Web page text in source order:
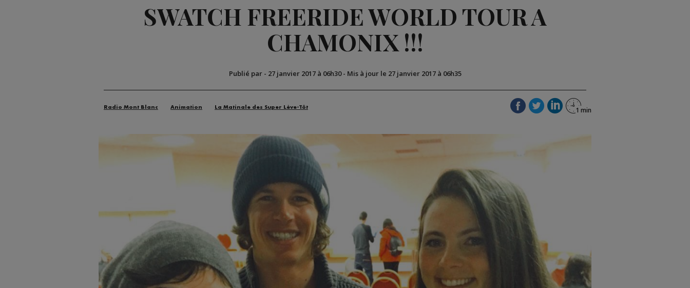
SWATCH FREERIDE WORLD TOUR A
CHAMONIX !!!
Publié par - 27 janvier 2017 à 06h30- Mis à jour le 27 janvier 2017 à 06h35
Radio Mont Blanc Animation La Matinale des Super Lève-Tôt